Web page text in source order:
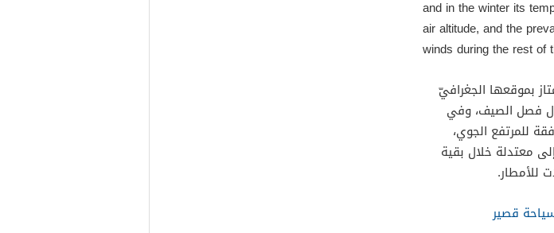
and in the winter its
air altitude, and the
winds during the rest of
بموقعها الجغرافيّ
فصل الصيف، وفي
للمرتفع الجوي،
معتدلة خلال بقية
للأمطار.
قصير